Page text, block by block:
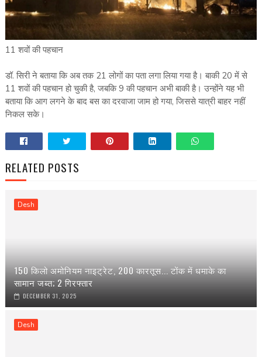
11 शवों की पहचान
डॉ. सिरी ने बताया कि अब तक 21 लोगों का पता लगा लिया गया है। बाकी 20 में से
11 शवों की पहचान हो चुकी है, जबकि 9 की पहचान अभी बाकी है। उन्होंने यह भी
बताया कि आग लगने के बाद बस का दरवाजा जाम हो गया, जिससे यात्री बाहर नहीं
निकल सके।
RELATED POSTS
Desh
150 किलो अमोनियम नाइट्रेट, 200 कारतूस... टोंक में धमाके का
सामान जब्त; 2 गिरफ्तार
DECEMBER 31, 2025
Desh